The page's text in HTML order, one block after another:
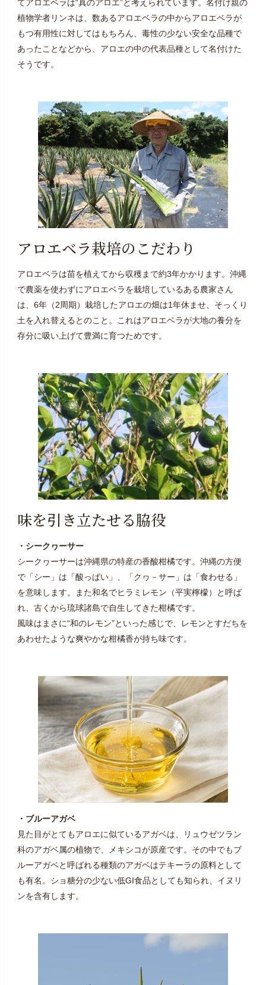
てアロエベラは“真のアロエ”と考えられています。名付け親の
植物学者リンネは、数あるアロエベラの中からアロエベラが
もつ有用性に対してはもちろん、毒性の少ない安全な品種で
あったことなどから、アロエの中の代表品種として名付けた
そうです。
アロエベラ栽培のこだわり
アロエベラは苗を植えてから収穫まで約3年かかります。沖縄
で農薬を使わずにアロエベラを栽培しているある農家さん
は、6年（2周期）栽培したアロエの畑は1年休ませ、そっくり
土を入れ替えるとのこと。これはアロエベラが大地の養分を
存分に吸い上げて豊満に育つためです。
味を引き立たせる脇役
・シークヮーサー
シークヮーサーは沖縄県の特産の香酸柑橘です。沖縄の方便
で「シー」は「酸っぱい」、「クヮ－サー」は「食わせる」
を意味します。また和名でヒラミレモン（平実檸檬）と呼ば
れ、古くから琉球諸島で自生してきた柑橘です。
風味はまさに“和のレモン”といった感じで、レモンとすだちを
あわせたような爽やかな柑橘香が持ち味です。
・ブルーアガベ
見た目がとてもアロエに似ているアガベは、リュウゼツラン
科のアガベ属の植物で、メキシコが原産です。その中でもブ
ルーアガベと呼ばれる種類のアガベはテキーラの原料として
も有名。ショ糖分の少ない低GI食品としても知られ、イヌリ
ンを含有します。